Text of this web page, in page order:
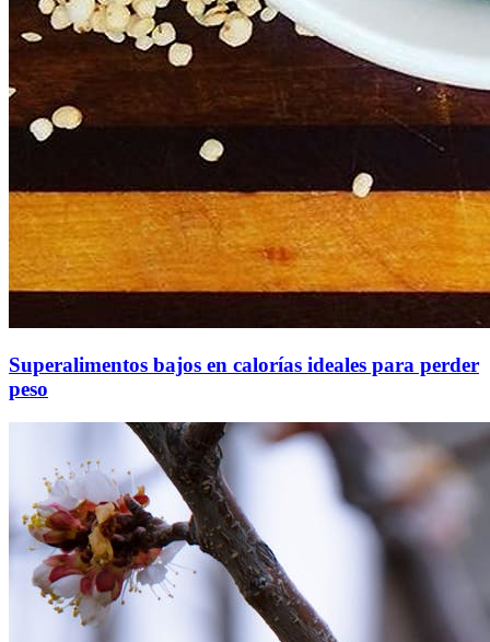
Superalimentos bajos en calorías ideales para perder
peso